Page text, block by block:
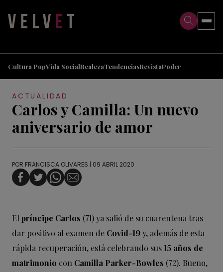
Cultura PopVida SocialRealezaTendenciasRevistaPoder
ACTUALIDAD
Carlos y Camilla: Un nuevo
aniversario de amor
POR FRANCISCA OLIVARES | 09 ABRIL 2020
El príncipe Carlos (71) ya salió de su cuarentena tras
dar positivo al examen de Covid-19y, además de esta
rápida recuperación, está celebrando sus15 años de
matrimonio con Camilla Parker-Bowles (72). Bueno,